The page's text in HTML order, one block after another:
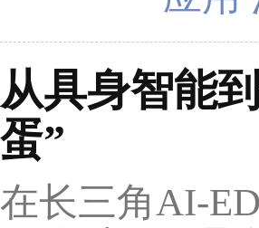
从具身智能
蛋”
在长三角AI-